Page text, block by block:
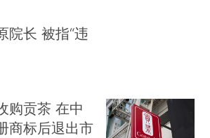
院长 被指“违
购贡茶 在中
商标后退出市